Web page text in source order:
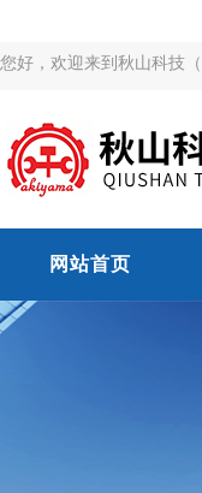
您好，欢迎来到秋山科技
网站首页